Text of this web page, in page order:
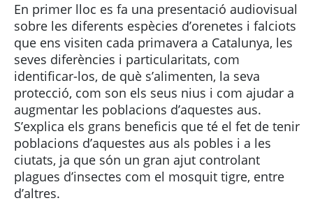
En primer lloc es fa una presentació audiovisual
sobre les diferents espècies d’orenetes i falciots
que ens visiten cada primavera a Catalunya, les
seves diferències i particularitats, com
identificar-los, de què s’alimenten, la seva
protecció, com son els seus nius i com ajudar a
augmentar les poblacions d’aquestes aus.
S’explica els grans beneficis que té el fet de tenir
poblacions d’aquestes aus als pobles i a les
ciutats, ja que són un gran ajut controlant
plagues d’insectes com el mosquit tigre, entre
d’altres.